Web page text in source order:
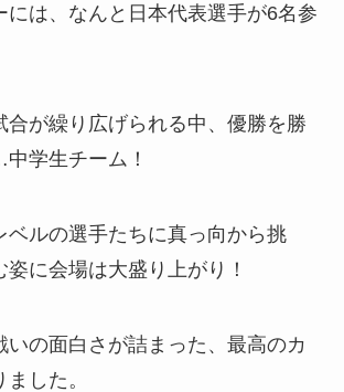
には、なんと日本代表選手が6名参
合が繰り広げられる中、優勝を勝
学生チーム！
ベルの選手たちに真っ向から挑
に会場は大盛り上がり！
いの面白さが詰まった、最高のカ
した。